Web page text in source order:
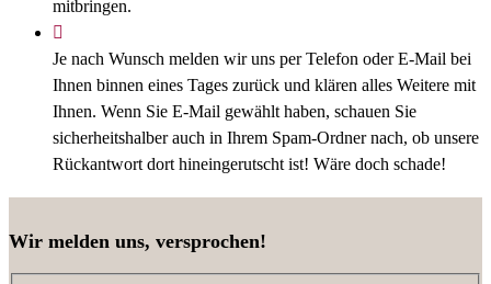
mitbringen.
Je nach Wunsch melden wir uns per Telefon oder E-Mail bei
Ihnen binnen eines Tages zurück und klären alles Weitere mit
Ihnen. Wenn Sie E-Mail gewählt haben, schauen Sie
sicherheitshalber auch in Ihrem Spam-Ordner nach, ob unsere
Rückantwort dort hineingerutscht ist! Wäre doch schade!
Wir melden uns, versprochen!